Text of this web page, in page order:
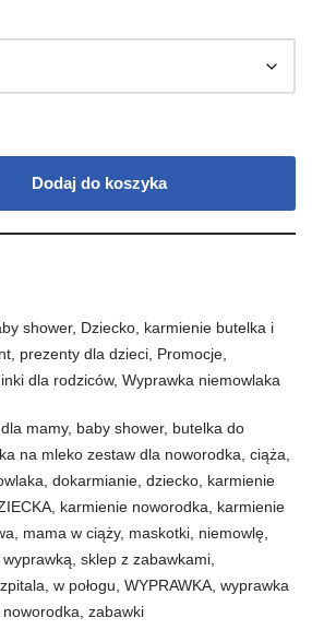
Dodaj do koszyka
shower, Dziecko, karmienie butelka i
, prezenty dla dzieci, Promocje,
dla rodziców, Wyprawka niemowlaka
mamy, baby shower, butelka do
na mleko zestaw dla noworodka, ciąża,
, dokarmianie, dziecko, karmienie
, karmienie noworodka, karmienie
, mama w ciąży, maskotki, niemowlę,
, sklep z zabawkami,
, w połogu, WYPRAWKA, wyprawka
, zabawki